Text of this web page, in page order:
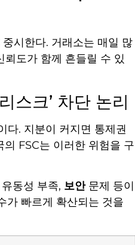
시한다. 거래소는 매일 많
도가 함께 흔들릴 수 있
스크’ 차단 논리
다. 지분이 커지면 통제권
FSC는 이러한 위험을 구
동성 부족, 보안문제 등이
가 빠르게 확산되는 것을